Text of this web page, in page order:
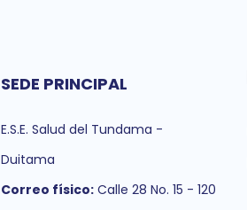
SEDE PRINCIPAL
E.S.E. Salud del Tundama -
Duitama
Correo físico: Calle 28 No. 15 - 120